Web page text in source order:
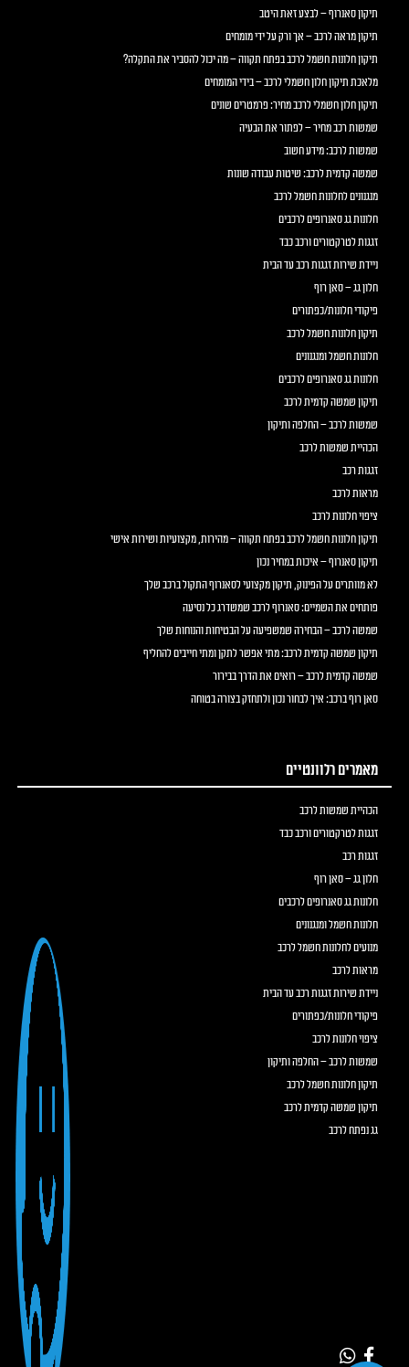
תיקון סאנרוף – לבצע זאת היטב
תיקון מראה לרכב – אך ורק על ידי מומחים
תיקון חלונות חשמל לרכב בפתח תקווה – מה יכול להסביר את התקלה?
מלאכת תיקון חלון חשמלי לרכב – בידי המומחים
תיקון חלון חשמלי לרכב מחיר: פרמטרים שונים
שמשות רכב מחיר – לפתור את הבעיה
שמשות לרכב: מידע חשוב
שמשה קדמית לרכב: שיטות עבודה שונות
מנגנונים לחלונות חשמל לרכב
חלונות גג סאנרופים לרכבים
זגגות לטרקטורים ורכב כבד
ניידת שירות זגגות רכב עד הבית
חלון גג – סאן רוף
פיקודי חלונות/כפתורים
תיקון חלונות חשמל לרכב
חלונות חשמל ומנגנונים
חלונות גג סאנרופים לרכבים
תיקון שמשה קדמית לרכב
שמשות לרכב – החלפה ותיקון
הכהיית שמשות לרכב
זגגות רכב
מראות לרכב
ציפוי חלונות לרכב
תיקון חלונות חשמל לרכב בפתח תקווה – מהירות, מקצועיות ושירות אישי
תיקון סאנרוף – איכות במחיר נכון
לא מוותרים על הפינוק, תיקון מקצועי לסאנרוף התקול ברכב שלך
פותחים את השמיים: סאנרוף לרכב שמשדרג כל נסיעה
שמשה לרכב – הבחירה שמשפיעה על הבטיחות והנוחות שלך
תיקון שמשה קדמית לרכב: מתי אפשר לתקן ומתי חייבים להחליף
שמשה קדמית לרכב – רואים את הדרך בבירור
סאן רוף ברכב: איך לבחור נכון ולתחזק בצורה בטוחה
מאמרים רלוונטיים
הכהיית שמשות לרכב
זגגות לטרקטורים ורכב כבד
זגגות רכב
חלון גג – סאן רוף
חלונות גג סאנרופים לרכבים
חלונות חשמל ומנגנונים
מנועים לחלונות חשמל לרכב
מראות לרכב
ניידת שירות זגגות רכב עד הבית
פיקודי חלונות/כפתורים
ציפוי חלונות לרכב
שמשות לרכב – החלפה ותיקון
תיקון חלונות חשמל לרכב
תיקון שמשה קדמית לרכב
גג נפתח לרכב